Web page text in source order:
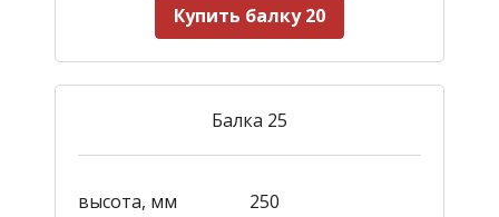
Купить балку 20
Балка 25
высота, мм
250